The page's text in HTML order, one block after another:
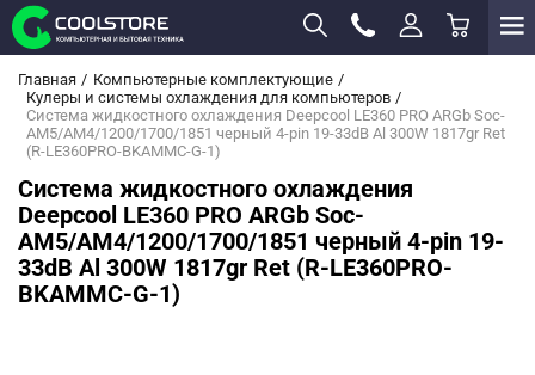
Главная
Компьютерные комплектующие
Кулеры и системы охлаждения для компьютеров
Система жидкостного охлаждения Deepcool LE360 PRO ARGb Soc-
AM5/AM4/1200/1700/1851 черный 4-pin 19-33dB Al 300W 1817gr Ret
(R-LE360PRO-BKAMMC-G-1)
Система жидкостного охлаждения
Deepcool LE360 PRO ARGb Soc-
AM5/AM4/1200/1700/1851 черный 4-pin 19-
33dB Al 300W 1817gr Ret (R-LE360PRO-
BKAMMC-G-1)